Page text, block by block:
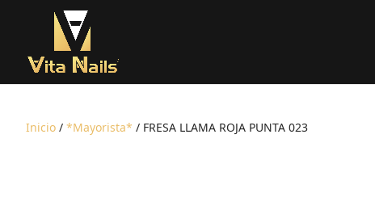
Inicio / *Mayorista* / FRESA LLAMA ROJA PUNTA 023